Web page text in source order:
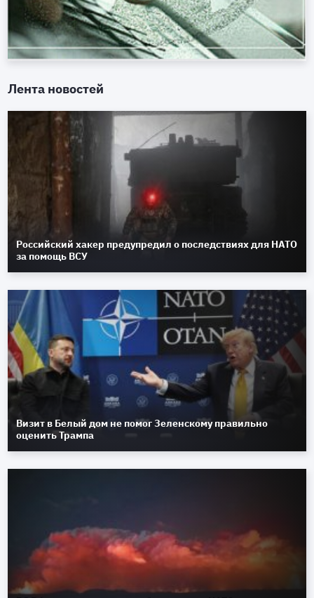
Лента новостей
Российский хакер предупредил о последствиях для НАТО
за помощь ВСУ
Визит в Белый дом не помог Зеленскому правильно
оценить Трампа